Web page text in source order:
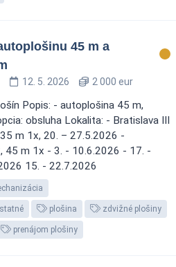
45 m a
12. 5. 2026 2 000 eur
Popis: - autoplošina 45 m,
obsluha Lokalita: - Bratislava III
m 1x, 20. – 27.5.2026 -
45 m 1x - 3. - 10.6.2026 - 17. -
15. - 22.7.2026
plošina zdvižné plošiny
prenájom plošiny